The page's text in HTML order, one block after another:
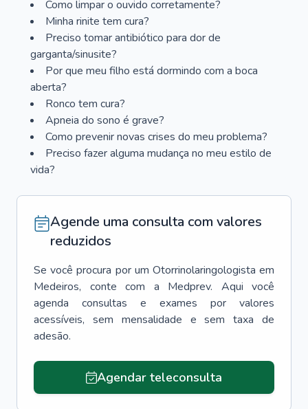
Como limpar o ouvido corretamente?
Minha rinite tem cura?
Preciso tomar antibiótico para dor de
garganta/sinusite?
Por que meu filho está dormindo com a boca
aberta?
Ronco tem cura?
Apneia do sono é grave?
Como prevenir novas crises do meu problema?
Preciso fazer alguma mudança no meu estilo de
vida?
Agende uma consulta com valores
reduzidos
Se você procura por um Otorrinolaringologista em
Medeiros, conte com a Medprev. Aqui você
agenda consultas e exames por valores
acessíveis, sem mensalidade e sem taxa de
adesão.
Agendar teleconsulta